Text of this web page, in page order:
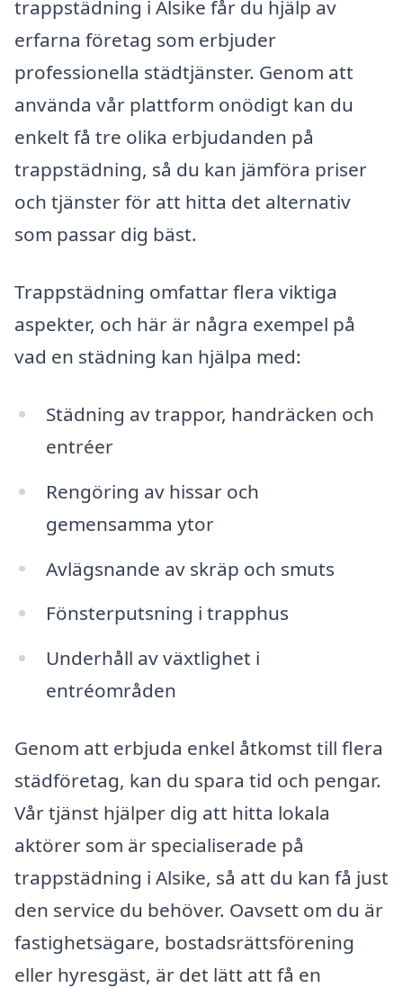
trappstädning i Alsike får du hjälp av
erfarna företag som erbjuder
professionella städtjänster. Genom att
använda vår plattform onödigt kan du
enkelt få tre olika erbjudanden på
trappstädning, så du kan jämföra priser
och tjänster för att hitta det alternativ
som passar dig bäst.
Trappstädning omfattar flera viktiga
aspekter, och här är några exempel på
vad en städning kan hjälpa med:
Städning av trappor, handräcken och
entréer
Rengöring av hissar och
gemensamma ytor
Avlägsnande av skräp och smuts
Fönsterputsning i trapphus
Underhåll av växtlighet i
entréområden
Genom att erbjuda enkel åtkomst till flera
städföretag, kan du spara tid och pengar.
Vår tjänst hjälper dig att hitta lokala
aktörer som är specialiserade på
trappstädning i Alsike, så att du kan få just
den service du behöver. Oavsett om du är
fastighetsägare, bostadsrättsförening
eller hyresgäst, är det lätt att få en